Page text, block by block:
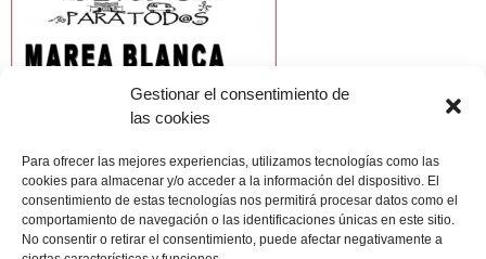
Gestionar el consentimiento de
las cookies
Para ofrecer las mejores experiencias, utilizamos tecnologías como las
cookies para almacenar y/o acceder a la información del dispositivo. El
consentimiento de estas tecnologías nos permitirá procesar datos como el
comportamiento de navegación o las identificaciones únicas en este sitio.
No consentir o retirar el consentimiento, puede afectar negativamente a